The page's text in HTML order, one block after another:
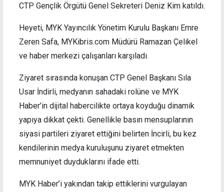
CTP Gençlik Örgütü Genel Sekreteri Deniz Kim katıldı.
Heyeti, MYK Yayıncılık Yönetim Kurulu Başkanı Emre
Zeren Safa, MYKibris.com Müdürü Ramazan Çelikel
ve haber merkezi çalışanları karşıladı.
Ziyaret sırasında konuşan CTP Genel Başkanı Sıla
Usar İndirli, medyanın sahadaki rolüne ve MYK
Haber’in dijital habercilikte ortaya koyduğu dinamik
yapıya dikkat çekti. Genellikle basın mensuplarının
siyasi partileri ziyaret ettiğini belirten İncirli, bu kez
kendilerinin medya kuruluşunu ziyaret etmekten
memnuniyet duyduklarını ifade etti.
MYK Haber’i yakından takip ettiklerini vurgulayan